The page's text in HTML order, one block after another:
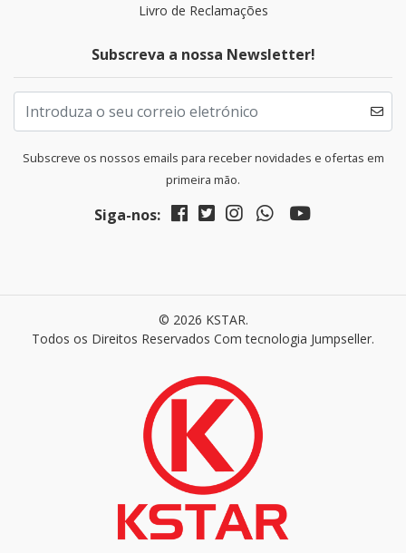
Livro de Reclamações
Subscreva a nossa Newsletter!
Subscreve os nossos emails para receber novidades e ofertas em
primeira mão.
Siga-nos:
© 2026 KSTAR.
Todos os Direitos Reservados Com tecnologia Jumpseller.